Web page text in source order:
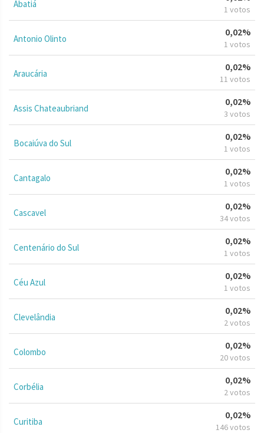
Abatiá 1 votos
Antonio Olinto
0,02%
1 votos
Araucária
0,02%
11 votos
Assis Chateaubriand
0,02%
3 votos
Bocaiúva do Sul
0,02%
1 votos
Cantagalo
0,02%
1 votos
Cascavel
0,02%
34 votos
Centenário do Sul
0,02%
1 votos
Céu Azul
0,02%
1 votos
Clevelândia
0,02%
2 votos
Colombo
0,02%
20 votos
Corbélia
0,02%
2 votos
Curitiba
0,02%
146 votos